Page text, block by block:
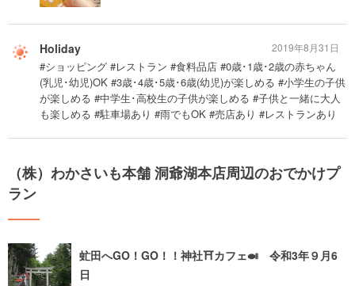
Holiday
#ショッピング #レストラン #食料品店 #0歳･1歳･2歳の赤ちゃん
(乳児･幼児)OK #3歳･4歳･5歳･6歳(幼児)が楽しめる #小学生の子供
が楽しめる #中学生･高校生の子供が楽しめる #子供と一緒に大人
も楽しめる #駐車場あり #雨でもOK #売店あり #レストランあり
2019年8月31日
（株）わかさいも本舗 洞爺湖本店周辺のおでかけプ
ラン
虻田へGO！GO！！神社⛩カフェ🍛 令和3年９月6
日